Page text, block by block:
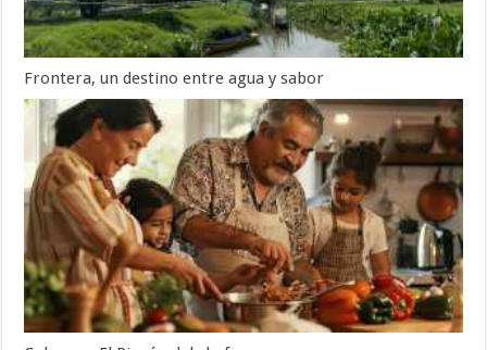
Frontera, un destino entre agua y sabor